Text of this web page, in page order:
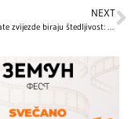
NEXT
Zašto bogate zvijezde biraju štedljivost: Nevjerovatne priče o poznatim ličnostima